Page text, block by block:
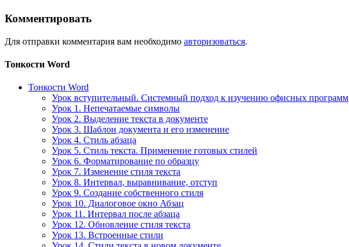
Комментировать
Для отправки комментария вам необходимо авторизоваться.
Тонкости Word
Тонкости Word
Урок вступительный. Системный подход к изучению офисных программ
Урок 1. Непечатаемые символы
Урок 2. Выделение текста в документе
Урок 3. Шаблон документа и его изменение
Урок 4. Стиль абзаца
Урок 5. Стиль текста. Применение готовых стилей
Урок 6. Форматирование по образцу
Урок 7. Изменение стиля текста
Урок 8. Интервал, выравнивание, отступ
Урок 9. Создание собственного стиля
Урок 10. Диалоговое окно Абзац
Урок 11. Интервал после абзаца
Урок 12. Обновление стиля текста
Урок 13. Встроенные стили